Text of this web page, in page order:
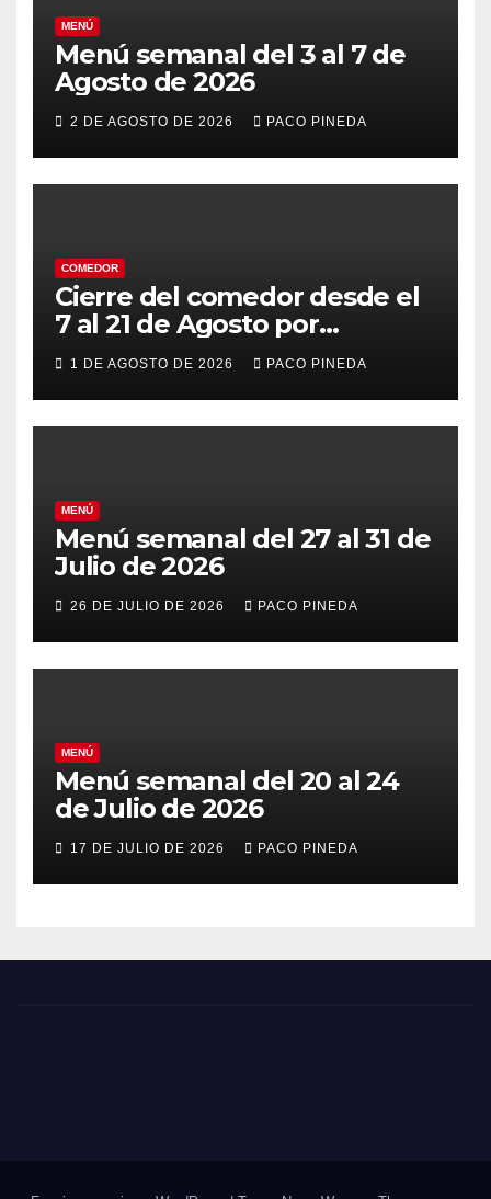
MENÚ
Menú semanal del 3 al 7 de
Agosto de 2026
2 DE AGOSTO DE 2026 PACO PINEDA
COMEDOR
Cierre del comedor desde el
7 al 21 de Agosto por
vacaciones
1 DE AGOSTO DE 2026 PACO PINEDA
MENÚ
Menú semanal del 27 al 31 de
Julio de 2026
26 DE JULIO DE 2026 PACO PINEDA
MENÚ
Menú semanal del 20 al 24
de Julio de 2026
17 DE JULIO DE 2026 PACO PINEDA